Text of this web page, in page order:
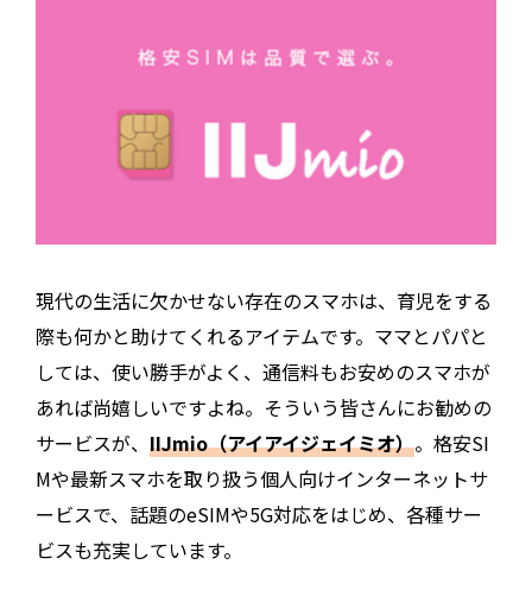
現代の生活に欠かせない存在のスマホは、育児をする
際も何かと助けてくれるアイテムです。ママとパパと
しては、使い勝手がよく、通信料もお安めのスマホが
あれば尚嬉しいですよね。そういう皆さんにお勧めの
サービスが、 IIJmio（アイアイジェイミオ）。格安SI
Mや最新スマホを取り扱う個人向けインターネットサ
ービスで、話題のeSIMや5G対応をはじめ、各種サー
ビスも充実しています。